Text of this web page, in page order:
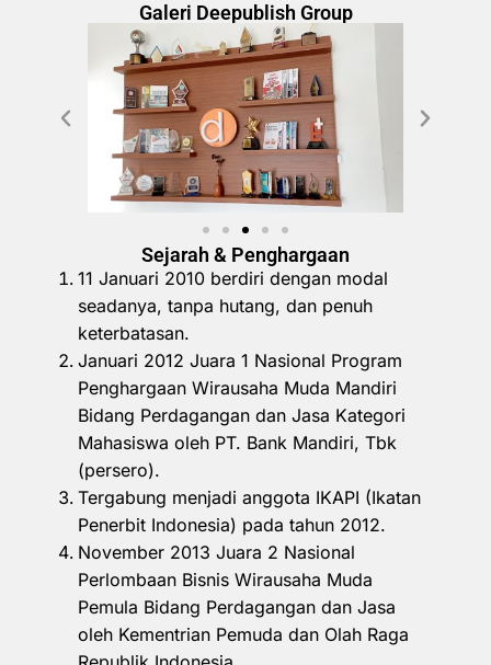
Galeri Deepublish Group
Sejarah & Penghargaan
11 Januari 2010 berdiri dengan modal
seadanya, tanpa hutang, dan penuh
keterbatasan.
Januari 2012 Juara 1 Nasional Program
Penghargaan Wirausaha Muda Mandiri
Bidang Perdagangan dan Jasa Kategori
Mahasiswa oleh PT. Bank Mandiri, Tbk
(persero).
Tergabung menjadi anggota IKAPI (Ikatan
Penerbit Indonesia) pada tahun 2012.
November 2013 Juara 2 Nasional
Perlombaan Bisnis Wirausaha Muda
Pemula Bidang Perdagangan dan Jasa
oleh Kementrian Pemuda dan Olah Raga